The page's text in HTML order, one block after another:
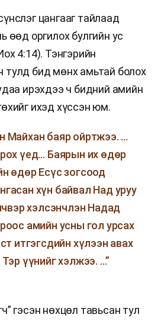
цангааг тайлаад
өөд оргилох булгийн ус
4:14). Тэнгэрийн
тулд бид мөнх амьтай болох
ирэхдээ ч бидний амийн
ихэд хүссэн юм.
Майхан баяр ойртжээ. …
үед… Баярын их өдөр
өдөр Есүс зогсоод
хүн байвал Над уруу
хэлсэнчлэн Надад
амийн усны гол урсах
итгэгсдийн хүлээн авах
үүнийг хэлжээ. …”
гэсэн нөхцөл тавьсан тул